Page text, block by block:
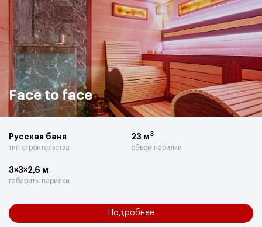
Face to face
Русская баня
тип строительства
23 м3
объем парилки
3×3×2,6 м
габариты парилки
Подробнее